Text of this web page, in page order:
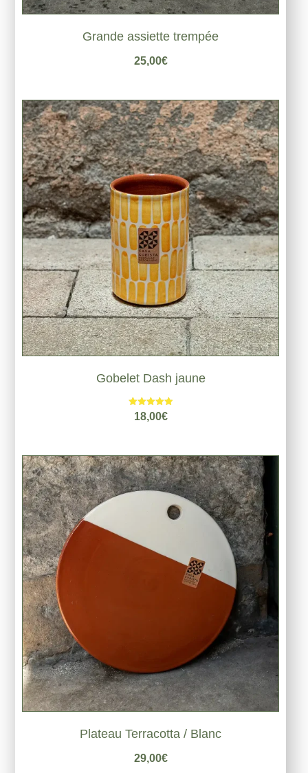
Grande assiette trempée
25,00€
Gobelet Dash jaune
Note
5.00
18,00€
Plateau Terracotta / Blanc
29,00€